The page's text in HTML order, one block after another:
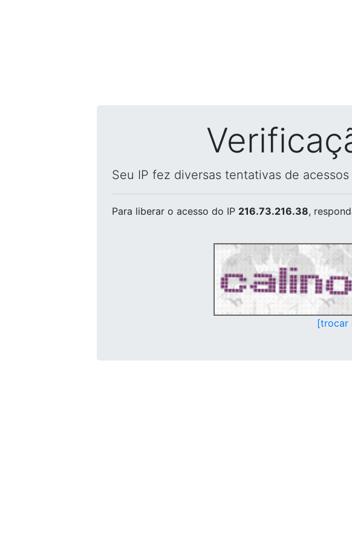
Seu IP fez diversas tentativas de
Para liberar o acesso do IP 216.73.216.38,
[trocar